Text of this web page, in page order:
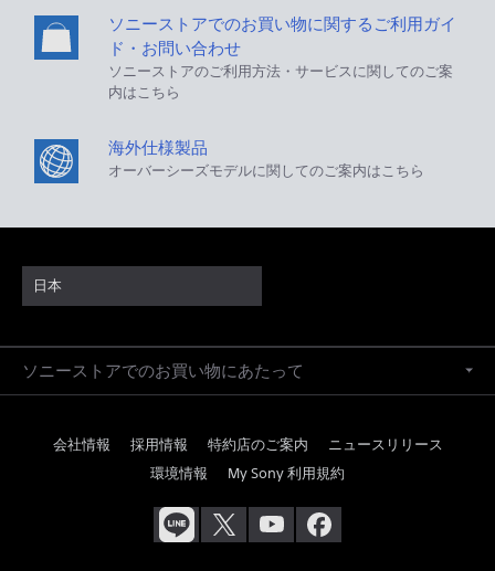
ソニーストアでのお買い物に関するご利用ガイ
ド・お問い合わせ
ソニーストアのご利用方法・サービスに関してのご案
内はこちら
海外仕様製品
オーバーシーズモデルに関してのご案内はこちら
日本
ソニーストアでのお買い物にあたって
会社情報 採用情報 特約店のご案内
ニュースリリース
環境情報
My Sony 利用規約